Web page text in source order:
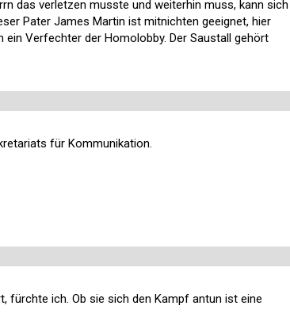
das verletzen musste und weiterhin muss, kann sich
Pater James Martin ist mitnichten geeignet, hier
Verfechter der Homolobby. Der Saustall gehört
für Kommunikation.
fürchte ich. Ob sie sich den Kampf antun ist eine